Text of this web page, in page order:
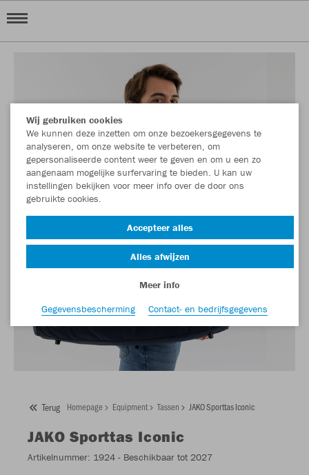
Terug Homepage Equipment Tassen JAKO Sporttas Iconic
JAKO Sporttas Iconic
Artikelnummer: 1924 - Beschikbaar tot 2027
Wij gebruiken cookies
We kunnen deze inzetten om onze bezoekersgegevens te
analyseren, om onze website te verbeteren, om
gepersonaliseerde content weer te geven en om u een zo
aangenaam mogelijke surfervaring te bieden. U kan uw
instellingen bekijken voor meer info over de door ons
gebruikte cookies.
Accepteer alles
Alles afwijzen
Meer info
Gegevensbescherming
Contact- en bedrijfsgegevens